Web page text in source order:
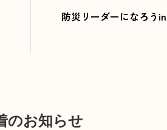
防災リーダーになろう
のお知らせ